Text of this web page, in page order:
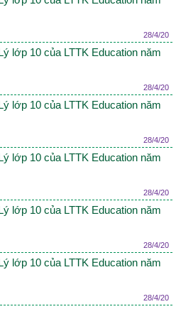
28/4/20
lớp 10 của LTTK Education năm
28/4/20
lớp 10 của LTTK Education năm
28/4/20
lớp 10 của LTTK Education năm
28/4/20
lớp 10 của LTTK Education năm
28/4/20
lớp 10 của LTTK Education năm
28/4/20